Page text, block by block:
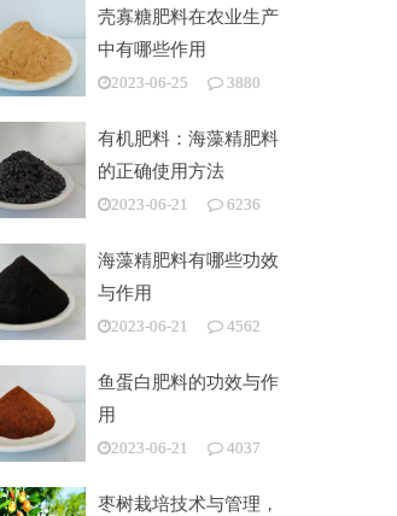
壳寡糖肥料在农业生产
中有哪些作用
2023-06-25 3880
有机肥料：海藻精肥料
的正确使用方法
2023-06-21 6236
海藻精肥料有哪些功效
与作用
2023-06-21 4562
鱼蛋白肥料的功效与作
用
2023-06-21 4037
枣树栽培技术与管理，